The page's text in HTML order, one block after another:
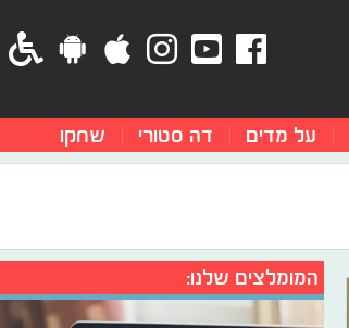
על מדים דה סטורי שחקו
המומלצים שלנו: